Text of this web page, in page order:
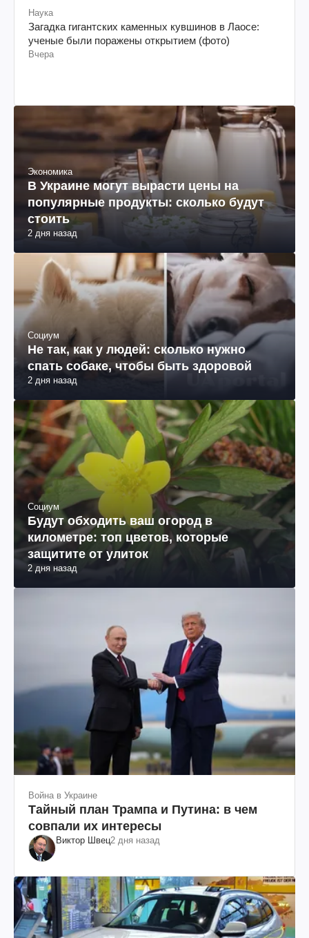
Наука
Загадка гигантских каменных кувшинов в Лаосе:
ученые были поражены открытием (фото)
Вчера
Экономика
В Украине могут вырасти цены на
популярные продукты: сколько будут
стоить
2 дня назад
Социум
Не так, как у людей: сколько нужно
спать собаке, чтобы быть здоровой
2 дня назад
Социум
Будут обходить ваш огород в
километре: топ цветов, которые
защитите от улиток
2 дня назад
Война в Украине
Тайный план Трампа и Путина: в чем
совпали их интересы
Виктор Швец2 дня назад